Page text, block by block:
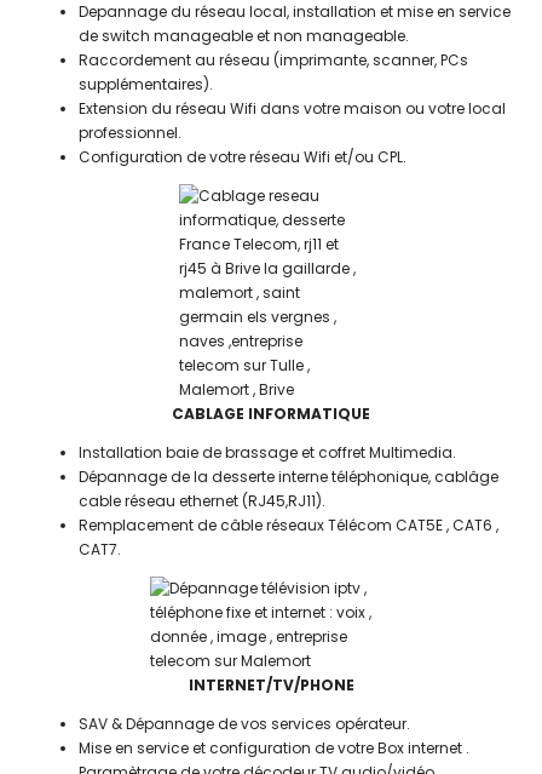
Depannage du réseau local, installation et mise en service
de switch manageable et non manageable.
Raccordement au réseau (imprimante, scanner, PCs
supplémentaires).
Extension du réseau Wifi dans votre maison ou votre local
professionnel.
Configuration de votre réseau Wifi et/ou CPL.
CABLAGE INFORMATIQUE
Installation baie de brassage et coffret Multimedia.
Dépannage de la desserte interne téléphonique, cablâge
cable réseau ethernet (RJ45,RJ11).
Remplacement de câble réseaux Télécom CAT5E , CAT6 ,
CAT7.
INTERNET/TV/PHONE
SAV & Dépannage de vos services opérateur.
Mise en service et configuration de votre Box internet .